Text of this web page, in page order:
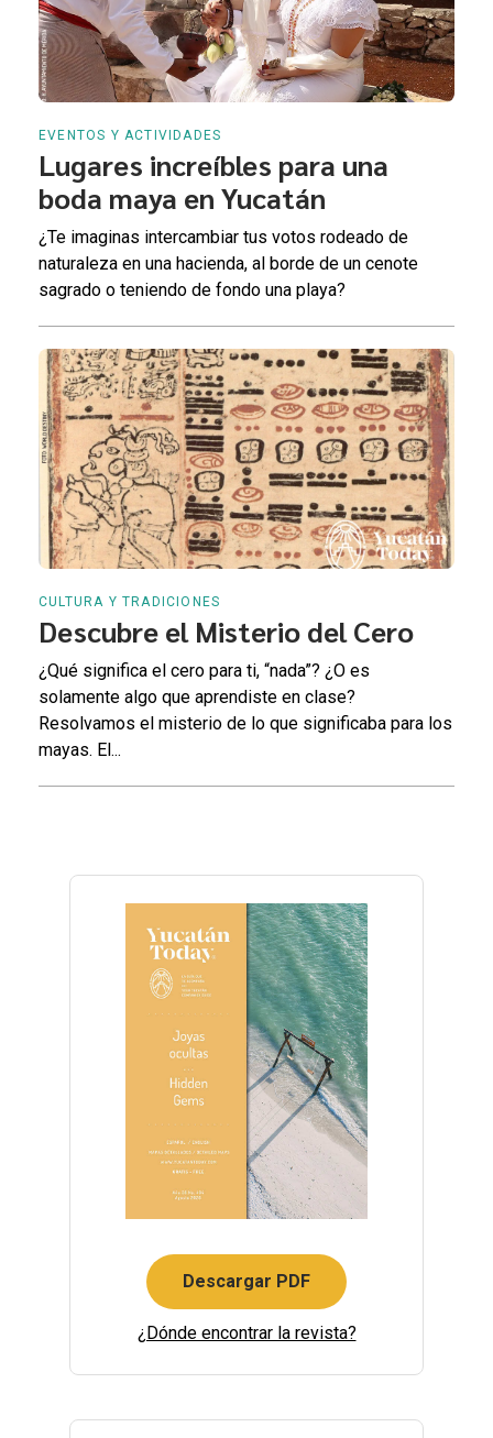
EVENTOS Y ACTIVIDADES
Lugares increíbles para una
boda maya en Yucatán
¿Te imaginas intercambiar tus votos rodeado de
naturaleza en una hacienda, al borde de un cenote
sagrado o teniendo de fondo una playa?
CULTURA Y TRADICIONES
Descubre el Misterio del Cero
¿Qué significa el cero para ti, “nada”? ¿O es
solamente algo que aprendiste en clase?
Resolvamos el misterio de lo que significaba para los
mayas. El...
Descargar PDF
¿Dónde encontrar la revista?